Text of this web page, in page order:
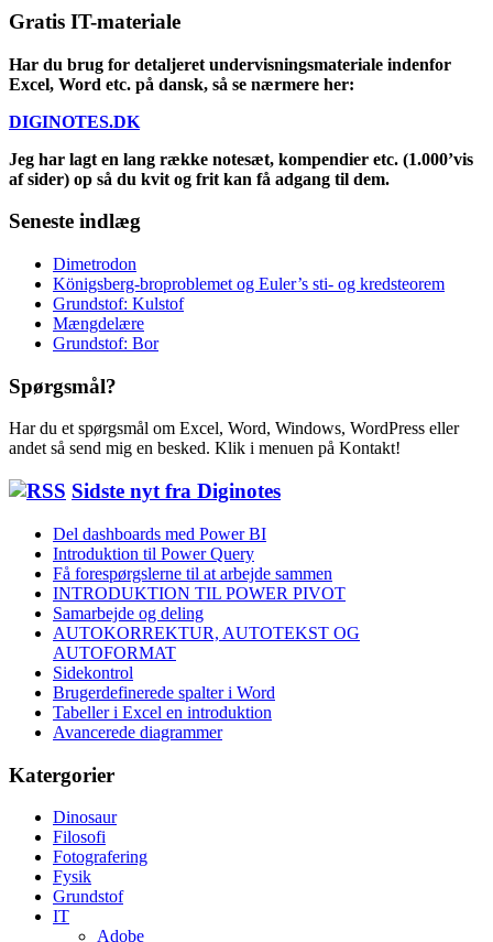
Gratis IT-materiale
Har du brug for detaljeret undervisningsmateriale indenfor
Excel, Word etc. på dansk, så se nærmere her:
DIGINOTES.DK
Jeg har lagt en lang række notesæt, kompendier etc. (1.000’vis
af sider) op så du kvit og frit kan få adgang til dem.
Seneste indlæg
Dimetrodon
Königsberg-broproblemet og Euler’s sti- og kredsteorem
Grundstof: Kulstof
Mængdelære
Grundstof: Bor
Spørgsmål?
Har du et spørgsmål om Excel, Word, Windows, WordPress eller
andet så send mig en besked. Klik i menuen på Kontakt!
Sidste nyt fra Diginotes
Del dashboards med Power BI
Introduktion til Power Query
Få forespørgslerne til at arbejde sammen
INTRODUKTION TIL POWER PIVOT
Samarbejde og deling
AUTOKORREKTUR, AUTOTEKST OG
AUTOFORMAT
Sidekontrol
Brugerdefinerede spalter i Word
Tabeller i Excel en introduktion
Avancerede diagrammer
Katergorier
Dinosaur
Filosofi
Fotografering
Fysik
Grundstof
IT
Adobe